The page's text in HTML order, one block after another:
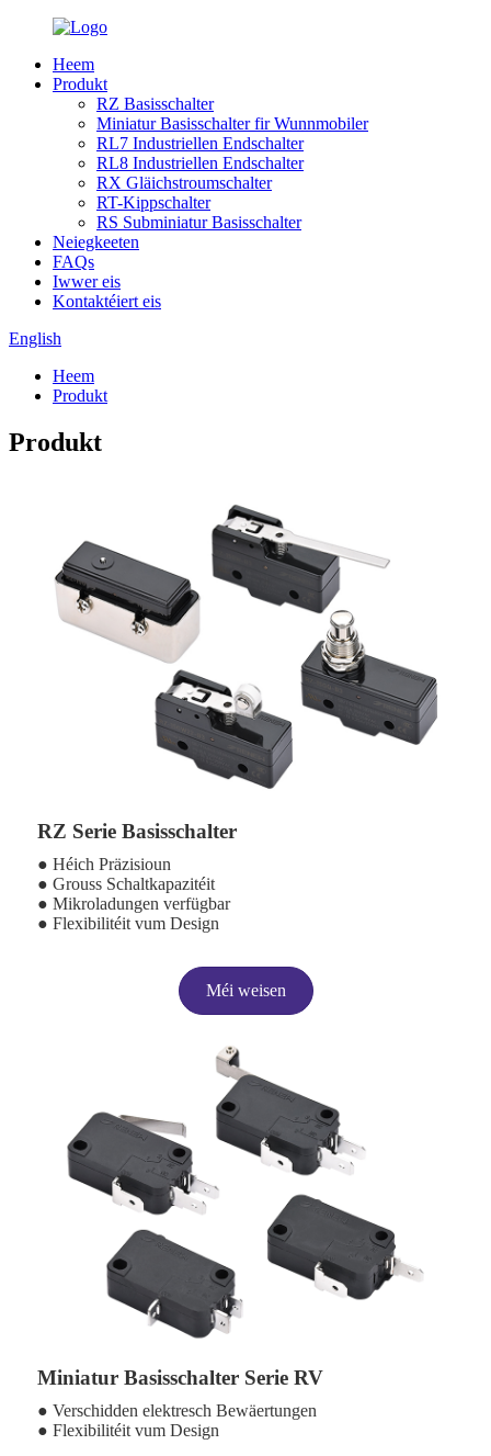
Heem
Produkt
RZ Basisschalter
Miniatur Basisschalter fir Wunnmobiler
RL7 Industriellen Endschalter
RL8 Industriellen Endschalter
RX Gläichstroumschalter
RT-Kippschalter
RS Subminiatur Basisschalter
Neiegkeeten
FAQs
Iwwer eis
Kontaktéiert eis
English
Heem
Produkt
Produkt
RZ Serie Basisschalter
● Héich Präzisioun
● Grouss Schaltkapazitéit
● Mikroladungen verfügbar
● Flexibilitéit vum Design
Méi weisen
Miniatur Basisschalter Serie RV
● Verschidden elektresch Bewäertungen
● Flexibilitéit vum Design